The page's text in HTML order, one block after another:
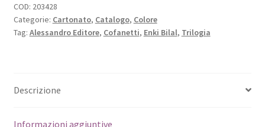
COD: 203428
Categorie: Cartonato, Catalogo, Colore
Tag: Alessandro Editore, Cofanetti, Enki Bilal, Trilogia
Descrizione
Informazioni aggiuntive